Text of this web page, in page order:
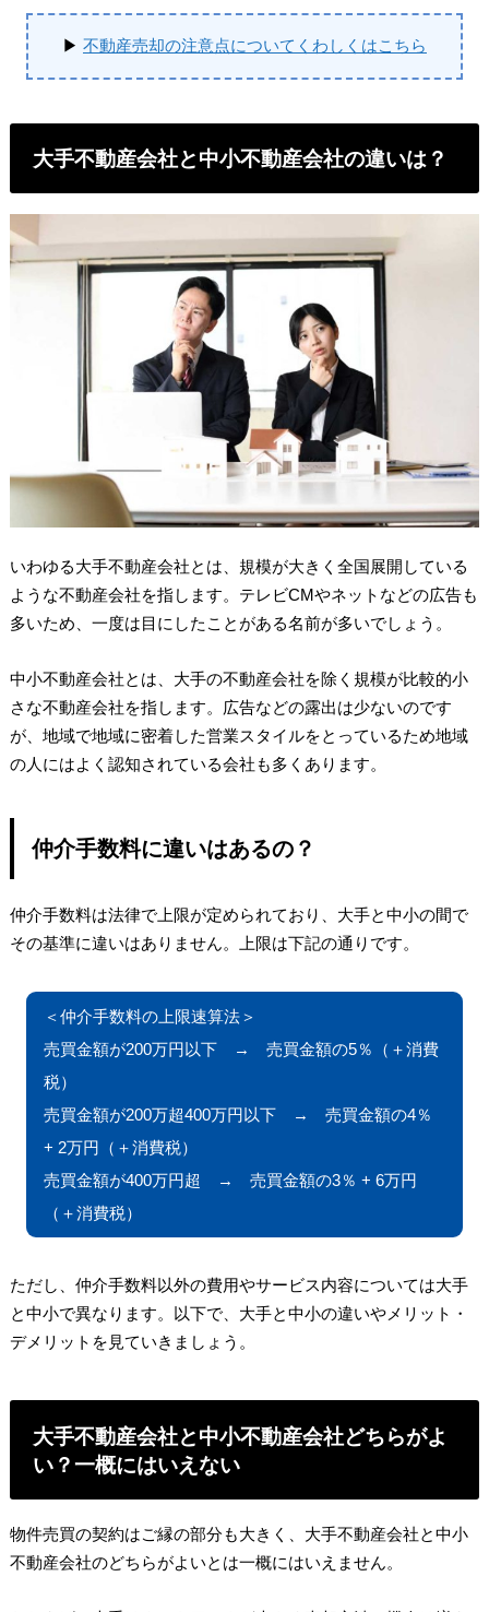
▶ 不動産売却の注意点についてくわしくはこちら
大手不動産会社と中小不動産会社の違いは？
いわゆる大手不動産会社とは、規模が大きく全国展開している
ような不動産会社を指します。テレビCMやネットなどの広告も
多いため、一度は目にしたことがある名前が多いでしょう。
中小不動産会社とは、大手の不動産会社を除く規模が比較的小
さな不動産会社を指します。広告などの露出は少ないのです
が、地域で地域に密着した営業スタイルをとっているため地域
の人にはよく認知されている会社も多くあります。
仲介手数料に違いはあるの？
仲介手数料は法律で上限が定められており、大手と中小の間で
その基準に違いはありません。上限は下記の通りです。
＜仲介手数料の上限速算法＞
売買金額が200万円以下 → 売買金額の5％（＋消費
税）
売買金額が200万超400万円以下 → 売買金額の4％
+ 2万円（＋消費税）
売買金額が400万円超 → 売買金額の3％ + 6万円
（＋消費税）
ただし、仲介手数料以外の費用やサービス内容については大手
と中小で異なります。以下で、大手と中小の違いやメリット・
デメリットを見ていきましょう。
大手不動産会社と中小不動産会社どちらがよ
い？一概にはいえない
物件売買の契約はご縁の部分も大きく、大手不動産会社と中小
不動産会社のどちらがよいとは一概にはいえません。